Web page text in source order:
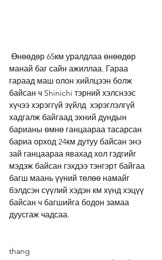
манай баг сайн ажиллаа. Гараа
гараад маш олон хийлцээн болж
байсан ч Shinichi тэрний хэлснээс
хүчээ хэрэггүй зүйлд  хэрэглэлгүй
хадгалж байгаад эхний дундын
барианы өмнө ганцаараа тасарсан
бариа орход 24км дутуу байсан энэ
зай ганцаараа явахад хол гэдгийг
мэдэж байсан гэхдээ тэнгэрт байгаа
багш маань үүний төлөө намайг
бэлдсэн сүүлий хэдэн км хүнд хэцүү
байсан ч багшийга бодон замаа
дуусгаж чадсаа.
thang